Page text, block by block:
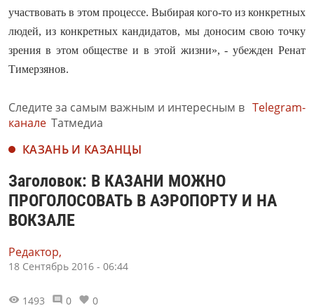
участвовать в этом процессе. Выбирая кого-то из конкретных
людей, из конкретных кандидатов, мы доносим свою точку
зрения в этом обществе и в этой жизни», - убежден Ренат
Тимерзянов.
Следите за самым важным и интересным в Telegram-
канале Татмедиа
КАЗАНЬ И КАЗАНЦЫ
Заголовок: В КАЗАНИ МОЖНО
ПРОГОЛОСОВАТЬ В АЭРОПОРТУ И НА
ВОКЗАЛЕ
Редактор,
18 Сентябрь 2016 - 06:44
1493 0 0